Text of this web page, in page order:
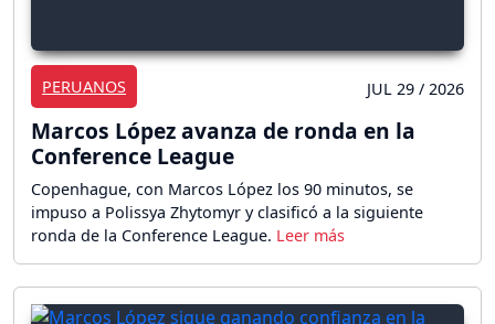
PERUANOS JUL 29 / 2026
Marcos López avanza de ronda en la
Conference League
Copenhague, con Marcos López los 90 minutos, se
impuso a Polissya Zhytomyr y clasificó a la siguiente
ronda de la Conference League.